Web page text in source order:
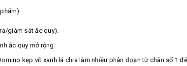
giám sát ắc quy).
ắc quy mở rộng.
kẹp vít xanh lá chia làm nhiều phân đoạn từ chân số 1